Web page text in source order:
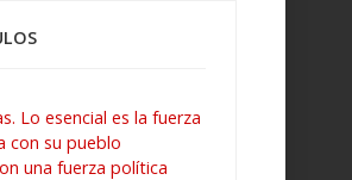
Lo esencial es la fuerza
con su pueblo
una fuerza política